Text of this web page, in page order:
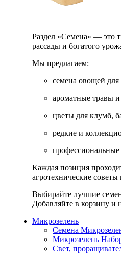
Раздел «Семена» — это
рассады и богатого
Мы предлагаем:
семена овощей
ароматные травы и
цветы для клумб,
редкие и
Каждая позиция
агротехнические
Выбирайте лучшие
Добавляйте в корзину и
Микрозелень
Семена
Микрозелень
Свет,